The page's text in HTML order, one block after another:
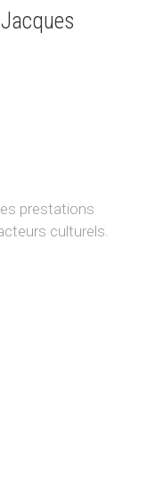
prestations
culturels.